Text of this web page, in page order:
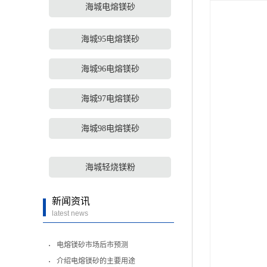
海城电熔镁砂
海城95电熔镁砂
海城96电熔镁砂
海城97电熔镁砂
海城98电熔镁砂
海城轻烧镁粉
新闻资讯
latest news
电熔镁砂市场后市预测
介绍电熔镁砂的主要用途